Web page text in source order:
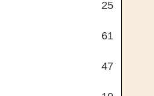
25
61
47